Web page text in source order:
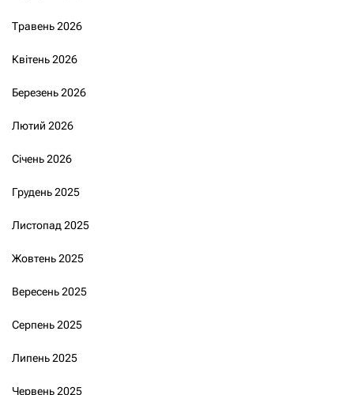
Травень 2026
Квітень 2026
Березень 2026
Лютий 2026
Січень 2026
Грудень 2025
Листопад 2025
Жовтень 2025
Вересень 2025
Серпень 2025
Липень 2025
Червень 2025